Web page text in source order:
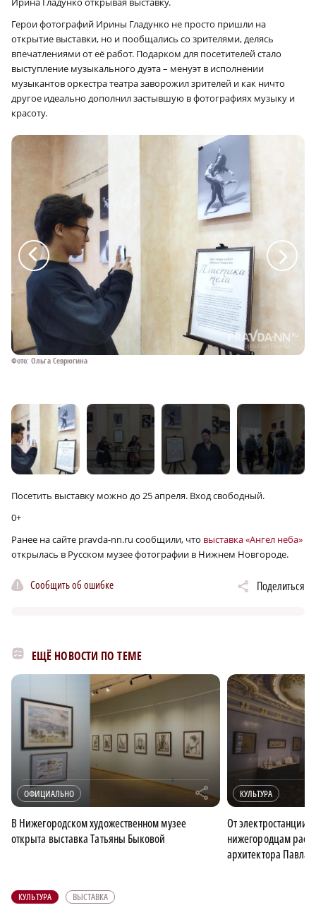
Герои фотографий Ирины Гладунко не просто пришли на
открытие выставки, но и пообщались со зрителями, делясь
впечатлениями от её работ. Подарком для посетителей стало
выступление музыкального дуэта – менуэт в исполнении
музыкантов оркестра театра заворожил зрителей и как ничто
другое идеально дополнил застывшую в фотографиях музыку и
красоту.
Фото: Ольга Севрюгина
a a
Посетить выставку можно до 25 апреля. Вход свободный.
0+
Ранее на сайте pravda-nn.ru сообщили, что выставка «Ангел неба»
открылась в Русском музее фотографии в Нижнем Новгороде.
Сообщить об ошибке Поделиться
ЕЩЁ НОВОСТИ ПО ТЕМЕ
ОФИЦИАЛЬНО r
В Нижегородском художественном музее
открыта выставка Татьяны Быковой
КУЛЬТУРА
От электростанции
нижегородцам
архитектора Павла
КУЛЬТУРА ВЫСТАВКА